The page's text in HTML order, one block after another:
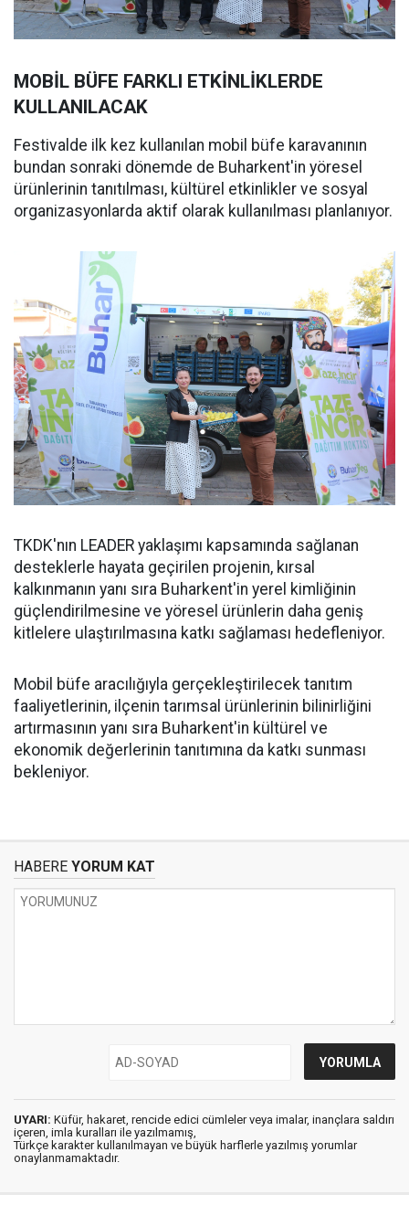
MOBİL BÜFE FARKLI ETKİNLİKLERDE
KULLANILACAK
Festivalde ilk kez kullanılan mobil büfe karavanının
bundan sonraki dönemde de Buharkent'in yöresel
ürünlerinin tanıtılması, kültürel etkinlikler ve sosyal
organizasyonlarda aktif olarak kullanılması planlanıyor.
TKDK'nın LEADER yaklaşımı kapsamında sağlanan
desteklerle hayata geçirilen projenin, kırsal
kalkınmanın yanı sıra Buharkent'in yerel kimliğinin
güçlendirilmesine ve yöresel ürünlerin daha geniş
kitlelere ulaştırılmasına katkı sağlaması hedefleniyor.
Mobil büfe aracılığıyla gerçekleştirilecek tanıtım
faaliyetlerinin, ilçenin tarımsal ürünlerinin bilinirliğini
artırmasının yanı sıra Buharkent'in kültürel ve
ekonomik değerlerinin tanıtımına da katkı sunması
bekleniyor.
HABERE YORUM KAT
UYARI: Küfür, hakaret, rencide edici cümleler veya imalar, inançlara saldırı
içeren, imla kuralları ile yazılmamış,
Türkçe karakter kullanılmayan ve büyük harflerle yazılmış yorumlar
onaylanmamaktadır.